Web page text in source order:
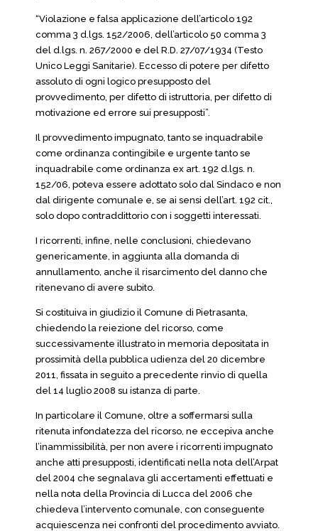
“Violazione e falsa applicazione dell’articolo 192
comma 3 d.lgs. 152/2006, dell’articolo 50 comma 3
del d.lgs. n. 267/2000 e del R.D. 27/07/1934 (Testo
Unico Leggi Sanitarie). Eccesso di potere per difetto
assoluto di ogni logico presupposto del
provvedimento, per difetto di istruttoria, per difetto di
motivazione ed errore sui presupposti”.
Il provvedimento impugnato, tanto se inquadrabile
come ordinanza contingibile e urgente tanto se
inquadrabile come ordinanza ex art. 192 d.lgs. n.
152/06, poteva essere adottato solo dal Sindaco e non
dal dirigente comunale e, se ai sensi dell’art. 192 cit.,
solo dopo contraddittorio con i soggetti interessati.
I ricorrenti, infine, nelle conclusioni, chiedevano
genericamente, in aggiunta alla domanda di
annullamento, anche il risarcimento del danno che
ritenevano di avere subito.
Si costituiva in giudizio il Comune di Pietrasanta,
chiedendo la reiezione del ricorso, come
successivamente illustrato in memoria depositata in
prossimità della pubblica udienza del 20 dicembre
2011, fissata in seguito a precedente rinvio di quella
del 14 luglio 2008 su istanza di parte.
In particolare il Comune, oltre a soffermarsi sulla
ritenuta infondatezza del ricorso, ne eccepiva anche
l’inammissibilità, per non avere i ricorrenti impugnato
anche atti presupposti, identificati nella nota dell’Arpat
del 2004 che segnalava gli accertamenti effettuati e
nella nota della Provincia di Lucca del 2006 che
chiedeva l’intervento comunale, con conseguente
acquiescenza nei confronti del procedimento avviato.